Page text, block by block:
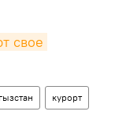
свое
курорт